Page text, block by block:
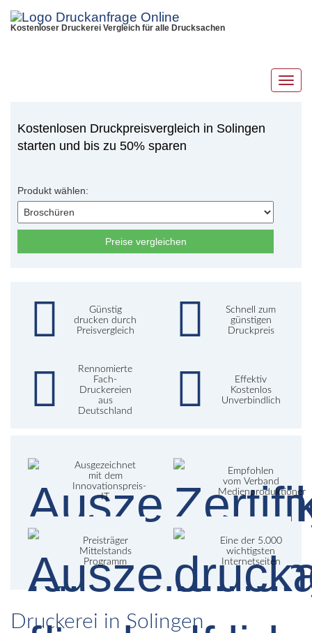
Kostenloser Druckerei Vergleich für alle Drucksachen
Kostenlosen Druckpreisvergleich in Solingen
starten und bis zu 50% sparen
Produkt wählen:
Preise vergleichen
Günstig
drucken durch
Preisvergleich
Schnell zum
günstigen
Druckpreis
Rennomierte
Fach-
Druckereien
aus
Deutschland
Effektiv
Kostenlos
Unverbindlich
Ausgezeichnet
mit dem
Innovationspreis-
IT
Empfohlen
vom Verband
Medienproduktioner
Preisträger
Mittelstands
Programm
Eine der 5.000
wichtigsten
Internetseiten
Druckerei in Solingen